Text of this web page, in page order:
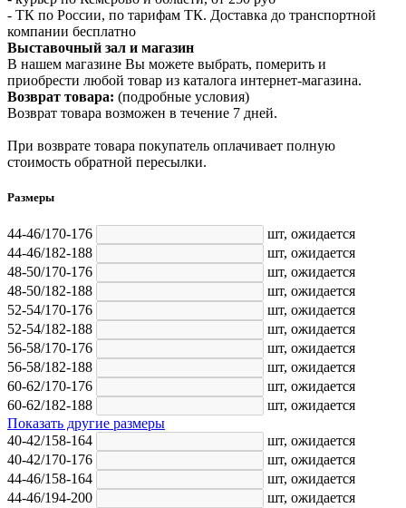
- ТК по России, по тарифам ТК. Доставка до транспортной
компании бесплатно
Выставочный зал и магазин
В нашем магазине Вы можете выбрать, померить и
приобрести любой товар из каталога интернет-магазина.
Возврат товара: (подробные условия)
Возврат товара возможен в течение 7 дней.
При возврате товара покупатель оплачивает полную
стоимость обратной пересылки.
Размеры
44-46/170-176 шт, ожидается
44-46/182-188
шт, ожидается
48-50/170-176
шт, ожидается
48-50/182-188
шт, ожидается
52-54/170-176
шт, ожидается
52-54/182-188
шт, ожидается
56-58/170-176
шт, ожидается
56-58/182-188
шт, ожидается
60-62/170-176
шт, ожидается
60-62/182-188
шт, ожидается
Показать другие размеры
40-42/158-164
шт, ожидается
40-42/170-176
шт, ожидается
44-46/158-164
шт, ожидается
44-46/194-200
шт, ожидается